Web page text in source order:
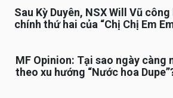
Sau Kỳ Duyên, NSX Will Vũ
chính thứ hai của “Chị Chị Em
MF Opinion: Tại sao ngày càng
theo xu hướng “Nước hoa